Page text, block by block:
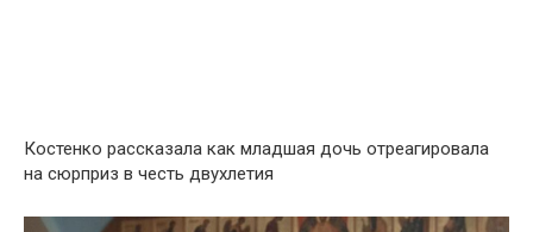
Костенко рассказала как младшая дочь отреагировала
на сюрприз в честь двухлетия